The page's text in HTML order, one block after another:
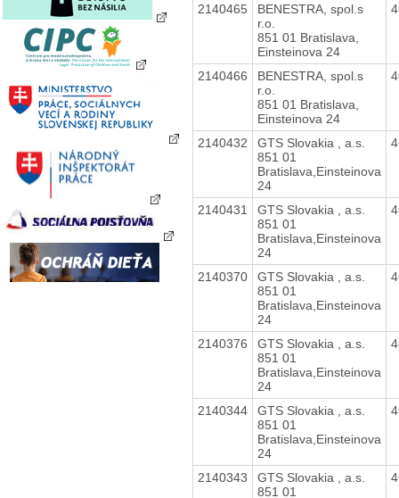
2140465
BENESTRA, spol.s
r.o.
851 01 Bratislava,
Einsteinova 24
2140466
BENESTRA, spol.s
r.o.
851 01 Bratislava,
Einsteinova 24
2140432
GTS Slovakia , a.s.
851 01
Bratislava,Einsteinova
24
2140431
GTS Slovakia , a.s.
851 01
Bratislava,Einsteinova
24
2140370
GTS Slovakia , a.s.
851 01
Bratislava,Einsteinova
24
2140376
GTS Slovakia , a.s.
851 01
Bratislava,Einsteinova
24
2140344
GTS Slovakia , a.s.
851 01
Bratislava,Einsteinova
24
2140343
GTS Slovakia , a.s.
851 01